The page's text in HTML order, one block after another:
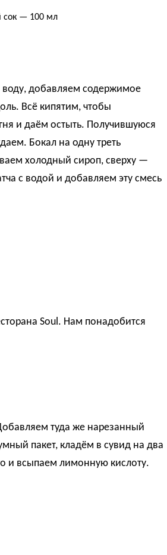
сок — 100 мл
добавляем содержимое
Всё кипятим, чтобы
и даём остыть. Получившуюся
Бокал на одну треть
холодный сироп, сверху —
с водой и добавляем эту смесь
Soul. Нам понадобится
туда же нарезанный
пакет, кладём в сувид на два
и всыпаем лимонную кислоту.